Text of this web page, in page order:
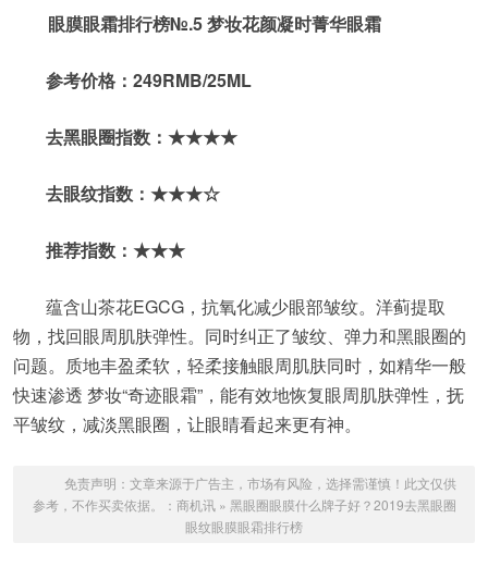
眼膜眼霜排行榜№.5 梦妆花颜凝时菁华眼霜
参考价格：249RMB/25ML
去黑眼圈指数：★★★★
去眼纹指数：★★★☆
推荐指数：★★★
蕴含山茶花EGCG，抗氧化减少眼部皱纹。洋蓟提取
物，找回眼周肌肤弹性。同时纠正了皱纹、弹力和黑眼圈的
问题。质地丰盈柔软，轻柔接触眼周肌肤同时，如精华一般
快速渗透 梦妆“奇迹眼霜”，能有效地恢复眼周肌肤弹性，抚
平皱纹，减淡黑眼圈，让眼睛看起来更有神。
免责声明：文章来源于广告主，市场有风险，选择需谨慎！此文仅供
参考，不作买卖依据。： 商机讯» 黑眼圈眼膜什么牌子好？2019去黑眼圈
眼纹眼膜眼霜排行榜